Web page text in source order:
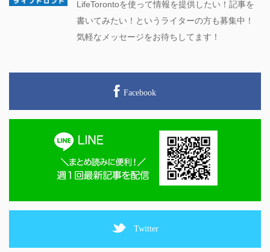
LifeTorontoを使って情報を提供したい！記事を
書いてみたい！というライターの方も募集中！
気軽なメッセージをお待ちしてます！
Facebook
Twitter